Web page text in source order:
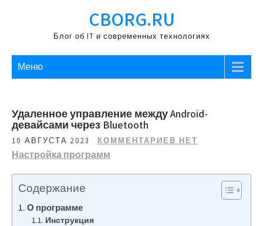
содержимому
CBORG.RU
Блог об IT и современных технологиях
Меню
Удаленное управление между Android-
девайсами через Bluetooth
10 АВГУСТА 2023 КОММЕНТАРИЕВ НЕТ
Настройка программ
Содержание
О программе
Инструкция